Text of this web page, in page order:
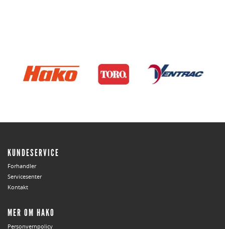
KUNDESERVICE
Forhandler
Servicesenter
Kontakt
MER OM HAKO
Personvernpolicy